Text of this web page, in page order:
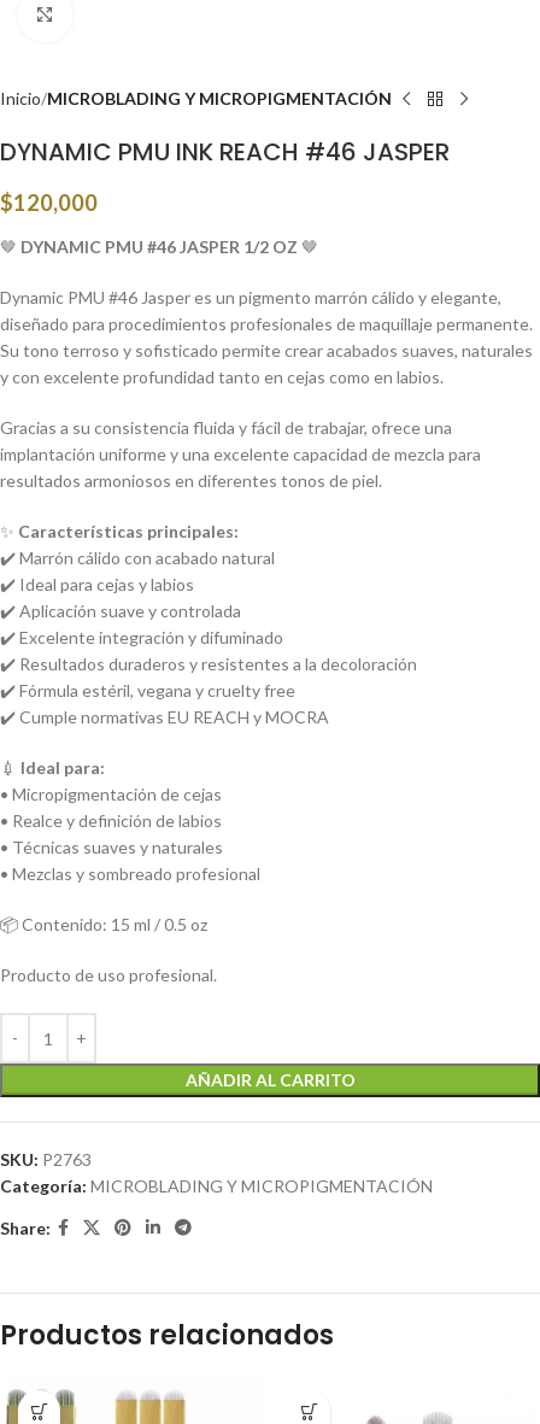
Inicio MICROBLADING Y MICROPIGMENTACIÓN
DYNAMIC PMU INK REACH #46 JASPER
$120,000
🤎 DYNAMIC PMU #46 JASPER 1/2 OZ 🤎
Dynamic PMU #46 Jasper es un pigmento marrón cálido y elegante,
diseñado para procedimientos profesionales de maquillaje permanente.
Su tono terroso y sofisticado permite crear acabados suaves, naturales
y con excelente profundidad tanto en cejas como en labios.
Gracias a su consistencia fluida y fácil de trabajar, ofrece una
implantación uniforme y una excelente capacidad de mezcla para
resultados armoniosos en diferentes tonos de piel.
✨ Características principales:
✔️ Marrón cálido con acabado natural
✔️ Ideal para cejas y labios
✔️ Aplicación suave y controlada
✔️ Excelente integración y difuminado
✔️ Resultados duraderos y resistentes a la decoloración
✔️ Fórmula estéril, vegana y cruelty free
✔️ Cumple normativas EU REACH y MOCRA
💉 Ideal para:
• Micropigmentación de cejas
• Realce y definición de labios
• Técnicas suaves y naturales
• Mezclas y sombreado profesional
📦 Contenido: 15 ml / 0.5 oz
Producto de uso profesional.
AÑADIR AL CARRITO
SKU: P2763
Categoría: MICROBLADING Y MICROPIGMENTACIÓN
Share:
Productos relacionados